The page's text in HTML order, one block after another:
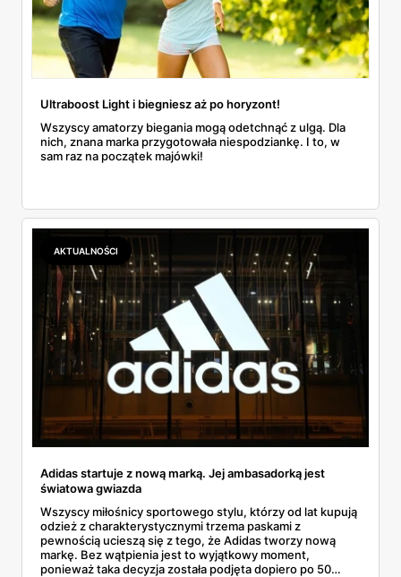
Ultraboost Light i biegniesz aż po horyzont!
Wszyscy amatorzy biegania mogą odetchnąć z ulgą. Dla
nich, znana marka przygotowała niespodziankę. I to, w
sam raz na początek majówki!
AKTUALNOŚCI
Adidas startuje z nową marką. Jej ambasadorką jest
światowa gwiazda
Wszyscy miłośnicy sportowego stylu, którzy od lat kupują
odzież z charakterystycznymi trzema paskami z
pewnością ucieszą się z tego, że Adidas tworzy nową
markę. Bez wątpienia jest to wyjątkowy moment,
ponieważ taka decyzja została podjęta dopiero po 50